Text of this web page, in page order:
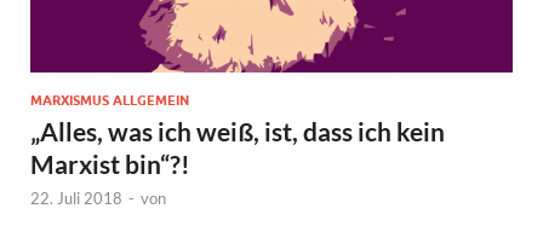
MARXISMUS ALLGEMEIN
„Alles, was ich weiß, ist, dass ich kein
Marxist bin“?!
22. Juli 2018 - von